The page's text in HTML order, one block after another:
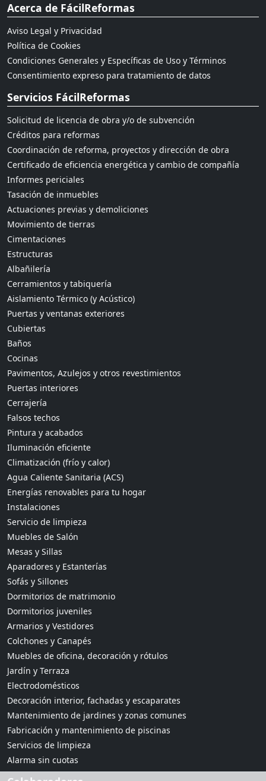
Acerca de FácilReformas
Aviso Legal y Privacidad
Política de Cookies
Condiciones Generales y Específicas de Uso y Términos
Consentimiento expreso para tratamiento de datos
Servicios FácilReformas
Solicitud de licencia de obra y/o de subvención
Créditos para reformas
Coordinación de reforma, proyectos y dirección de obra
Certificado de eficiencia energética y cambio de compañía
Informes periciales
Tasación de inmuebles
Actuaciones previas y demoliciones
Movimiento de tierras
Cimentaciones
Estructuras
Albañilería
Cerramientos y tabiquería
Aislamiento Térmico (y Acústico)
Puertas y ventanas exteriores
Cubiertas
Baños
Cocinas
Pavimentos, Azulejos y otros revestimientos
Puertas interiores
Cerrajería
Falsos techos
Pintura y acabados
Iluminación eficiente
Climatización (frío y calor)
Agua Caliente Sanitaria (ACS)
Energías renovables para tu hogar
Instalaciones
Servicio de limpieza
Muebles de Salón
Mesas y Sillas
Aparadores y Estanterías
Sofás y Sillones
Dormitorios de matrimonio
Dormitorios juveniles
Armarios y Vestidores
Colchones y Canapés
Muebles de oficina, decoración y rótulos
Jardín y Terraza
Electrodomésticos
Decoración interior, fachadas y escaparates
Mantenimiento de jardines y zonas comunes
Fabricación y mantenimiento de piscinas
Servicios de limpieza
Alarma sin cuotas